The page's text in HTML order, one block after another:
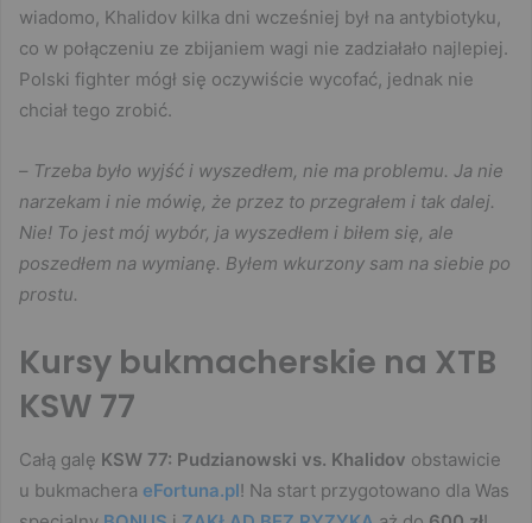
wiadomo, Khalidov kilka dni wcześniej był na antybiotyku,
co w połączeniu ze zbijaniem wagi nie zadziałało najlepiej.
Polski fighter mógł się oczywiście wycofać, jednak nie
chciał tego zrobić.
– Trzeba było wyjść i wyszedłem, nie ma problemu. Ja nie
narzekam i nie mówię, że przez to przegrałem i tak dalej.
Nie! To jest mój wybór, ja wyszedłem i biłem się, ale
poszedłem na wymianę. Byłem wkurzony sam na siebie po
prostu.
Kursy bukmacherskie na XTB
KSW 77
Całą galę KSW 77: Pudzianowski vs. Khalidov obstawicie
u bukmachera eFortuna.pl! Na start przygotowano dla Was